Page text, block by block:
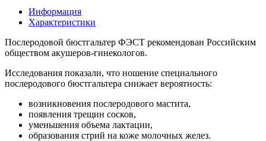
Информация
Характеристики
Послеродовой бюстгальтер ФЭСТ рекомендован Российским
обществом акушеров-гинекологов.
Исследования показали, что ношение специального
послеродового бюстгальтера снижает вероятность:
возникновения послеродового мастита,
появления трещин сосков,
уменьшения объема лактации,
образования стрий на коже молочных желез.